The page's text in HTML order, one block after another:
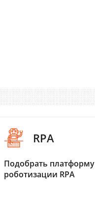
RPA
Подобрать платформу
роботизации RPA